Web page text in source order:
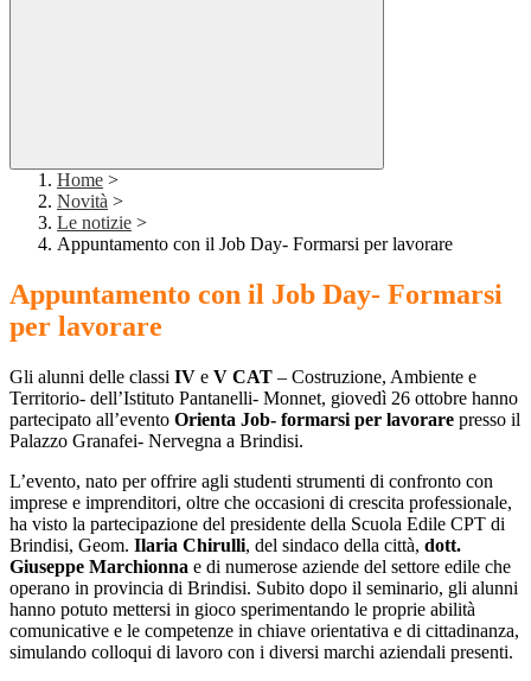
Home >
Novità >
Le notizie >
Appuntamento con il Job Day- Formarsi per lavorare
Appuntamento con il Job Day- Formarsi
per lavorare
Gli alunni delle classi IV e V CAT – Costruzione, Ambiente e
Territorio- dell’Istituto Pantanelli- Monnet, giovedì 26 ottobre hanno
partecipato all’evento Orienta Job- formarsi per lavorare presso il
Palazzo Granafei- Nervegna a Brindisi.
L’evento, nato per offrire agli studenti strumenti di confronto con
imprese e imprenditori, oltre che occasioni di crescita professionale,
ha visto la partecipazione del presidente della Scuola Edile CPT di
Brindisi, Geom. Ilaria Chirulli, del sindaco della città, dott.
Giuseppe Marchionna e di numerose aziende del settore edile che
operano in provincia di Brindisi. Subito dopo il seminario, gli alunni
hanno potuto mettersi in gioco sperimentando le proprie abilità
comunicative e le competenze in chiave orientativa e di cittadinanza,
simulando colloqui di lavoro con i diversi marchi aziendali presenti.